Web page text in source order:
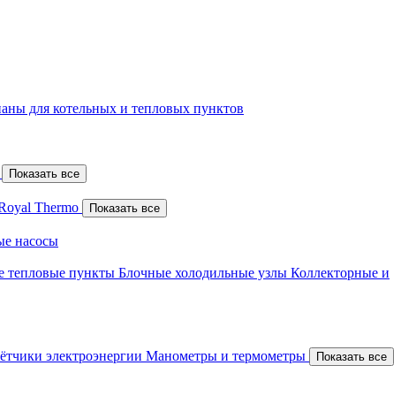
для котельных и тепловых пунктов
Показать все
Thermo Показать все
насосы
тепловые пункты Блочные холодильные узлы Коллекторные и
электроэнергии Манометры и термометры Показать все